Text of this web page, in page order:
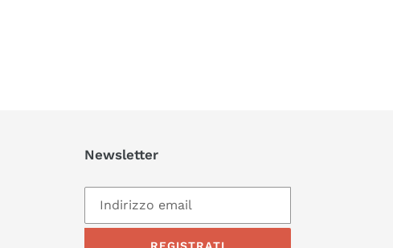
Newsletter